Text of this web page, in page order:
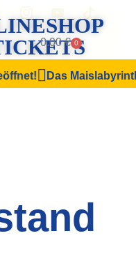
0.00€ 0
Das Maislabyrinth